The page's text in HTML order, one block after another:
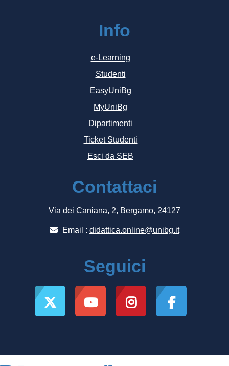
Info
e-Learning
Studenti
EasyUniBg
MyUniBg
Dipartimenti
Ticket Studenti
Esci da SEB
Contattaci
Via dei Caniana, 2, Bergamo, 24127
Email : didattica.online@unibg.it
Seguici